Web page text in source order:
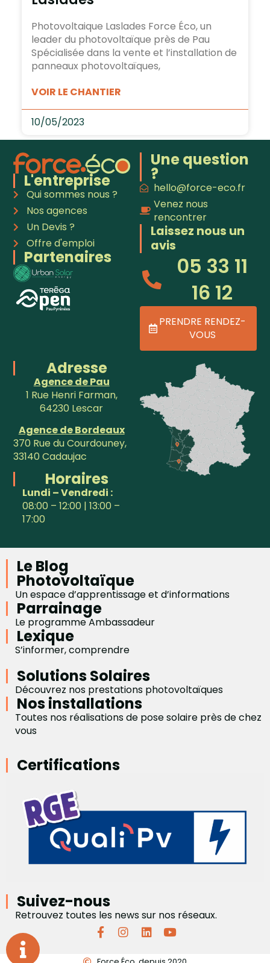
Photovoltaique Laslades Force Éco, un
leader du photovoltaïque près de Pau
Spécialisée dans la vente et l’installation de
panneaux photovoltaïques,
VOIR LE CHANTIER
10/05/2023
L'entreprise
Qui sommes nous ?
Nos agences
Un Devis ?
Offre d'emploi
Partenaires
Une question
?
hello@force-eco.fr
Venez nous
rencontrer
Laissez nous un
avis
05 33 11
16 12
PRENDRE RENDEZ-
VOUS
Adresse
Agence de Pau
1 Rue Henri Farman,
64230 Lescar
Agence de Bordeaux
370 Rue du Courdouney,
33140 Cadaujac
Horaires
Lundi – Vendredi :
08:00 – 12:00 | 13:00 –
17:00
Le Blog
Photovoltaïque
Un espace d’apprentissage et d’informations
Parrainage
Le programme Ambassadeur
Lexique
S’informer, comprendre
Solutions Solaires
Découvrez nos prestations photovoltaïques
Nos installations
Toutes nos réalisations de pose solaire près de chez
vous
Certifications
Suivez-nous
Retrouvez toutes les news sur nos réseaux.